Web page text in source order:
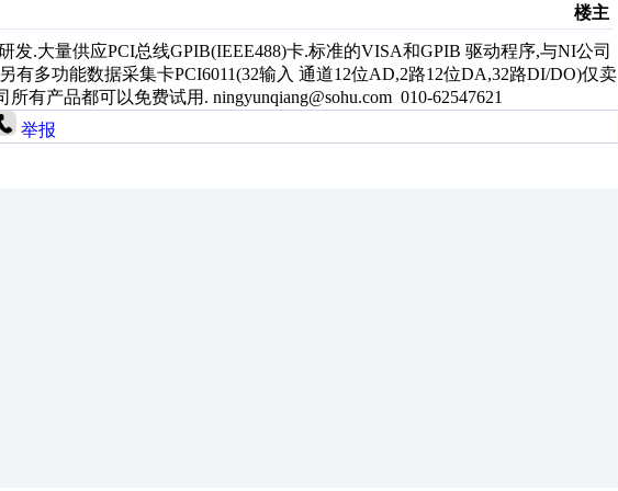
楼主
.大量供应PCI总线GPIB(IEEE488)卡.标准的VISA和GPIB 驱动程序,与NI公司
有多功能数据采集卡PCI6011(32输入 通道12位AD,2路12位DA,32路DI/DO)仅卖
有产品都可以免费试用. ningyunqiang@sohu.com 010-62547621
举报